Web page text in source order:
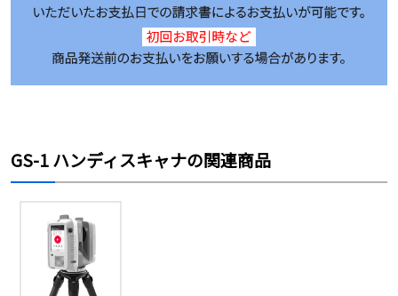
GS-1 ハンディスキャナの関連商品